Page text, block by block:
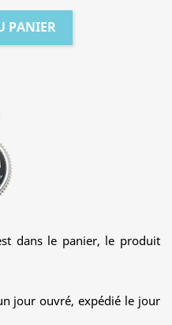
PANIER
dans le panier, le produit
jour ouvré, expédié le jour